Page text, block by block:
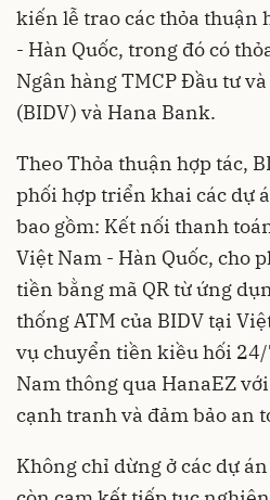
kiến lễ trao các thỏa thuận
- Hàn Quốc, trong đó có
Ngân hàng TMCP Đầu tư
(BIDV) và Hana Bank.
Theo Thỏa thuận hợp tác,
phối hợp triển khai các dự
bao gồm: Kết nối thanh
Việt Nam - Hàn Quốc, cho
tiền bằng mã QR từ ứng
thống ATM của BIDV tại
vụ chuyển tiền kiều hối
Nam thông qua HanaEZ
cạnh tranh và đảm bảo an
Không chỉ dừng ở các dự